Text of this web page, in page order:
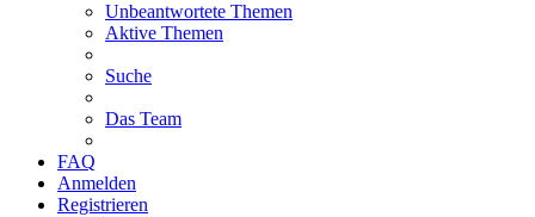
Unbeantwortete Themen
Aktive Themen
Suche
Das Team
FAQ
Anmelden
Registrieren